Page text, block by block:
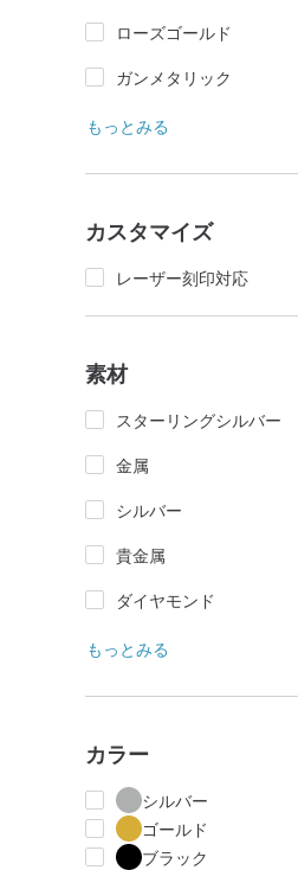
ローズゴールド
ガンメタリック
もっとみる
カスタマイズ
レーザー刻印対応
素材
スターリングシルバー
金属
シルバー
貴金属
ダイヤモンド
もっとみる
カラー
シルバー
ゴールド
ブラック